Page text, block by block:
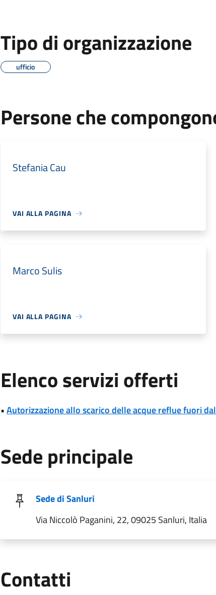
Tipo di organizzazione
ufficio
Persone che
Stefania Cau
VAI ALLA PAGINA
Marco Sulis
VAI ALLA PAGINA
Elenco servizi offerti
•Autorizzazione allo scarico delle acque reflue fuori
Sede principale
Sede di Sanluri
Via Niccolò Paganini, 22, 09025 Sanluri, Italia
Contatti